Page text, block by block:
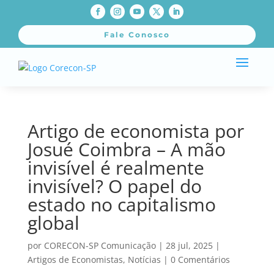
Fale Conosco
Artigo de economista por
Josué Coimbra – A mão
invisível é realmente
invisível? O papel do
estado no capitalismo
global
por CORECON-SP Comunicação| 28 jul, 2025|
Artigos de Economistas, Notícias | 0 Comentários